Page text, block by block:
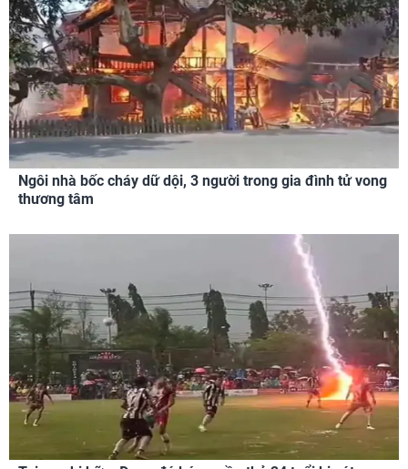
Ngôi nhà bốc cháy dữ dội, 3 người trong gia đình tử vong
thương tâm